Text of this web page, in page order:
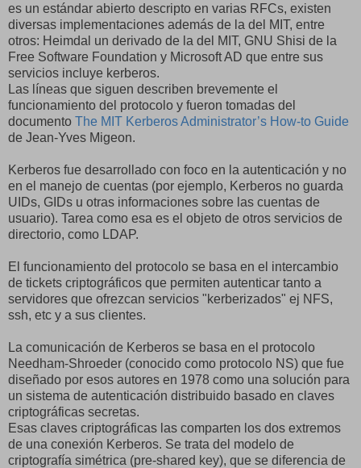
es un estándar abierto descripto en varias RFCs, existen
diversas implementaciones además de la del MIT, entre
otros: Heimdal un derivado de la del MIT, GNU Shisi de la
Free Software Foundation y Microsoft AD que entre sus
servicios incluye kerberos.
Las líneas que siguen describen brevemente el
funcionamiento del protocolo y fueron tomadas del
documento The MIT Kerberos Administrator’s How-to Guide
de Jean-Yves Migeon.
Kerberos fue desarrollado con foco en la autenticación y no
en el manejo de cuentas (por ejemplo, Kerberos no guarda
UIDs, GIDs u otras informaciones sobre las cuentas de
usuario). Tarea como esa es el objeto de otros servicios de
directorio, como LDAP.
El funcionamiento del protocolo se basa en el intercambio
de tickets criptográficos que permiten autenticar tanto a
servidores que ofrezcan servicios "kerberizados" ej NFS,
ssh, etc y a sus clientes.
La comunicación de Kerberos se basa en el protocolo
Needham-Shroeder (conocido como protocolo NS) que fue
diseñado por esos autores en 1978 como una solución para
un sistema de autenticación distribuido basado en claves
criptográficas secretas.
Esas claves criptográficas las comparten los dos extremos
de una conexión Kerberos. Se trata del modelo de
criptografía simétrica (pre-shared key), que se diferencia de